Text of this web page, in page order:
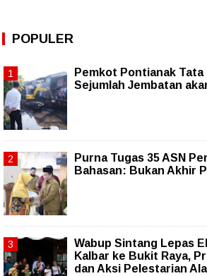
POPULER
Pemkot Pontianak Tata
Sejumlah Jembatan
Purna Tugas 35 ASN
Bahasan: Bukan Akhir
Wabup Sintang Lepas
Kalbar ke Bukit Raya,
dan Aksi Pelestarian